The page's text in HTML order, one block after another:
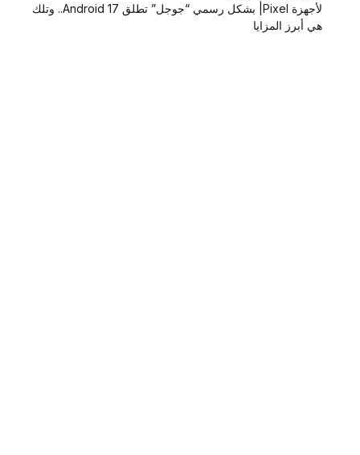
لأجهزة Pixel| بشكل رسمي “جوجل” تطلق Android 17.. وتلك
هي أبرز المزايا